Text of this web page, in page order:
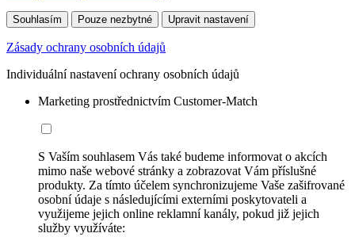
Souhlasím Pouze nezbytné Upravit nastavení
Zásady ochrany osobních údajů
Individuální nastavení ochrany osobních údajů
Marketing prostřednictvím Customer-Match
S Vaším souhlasem Vás také budeme informovat o akcích
mimo naše webové stránky a zobrazovat Vám příslušné
produkty. Za tímto účelem synchronizujeme Vaše zašifrované
osobní údaje s následujícími externími poskytovateli a
využijeme jejich online reklamní kanály, pokud již jejich
služby využíváte: